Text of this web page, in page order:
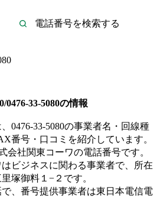
0476-33-5080の情報
0476-33-5080の事業者名・回線種
番号・口コミを紹介しています。
会社関東コーワの電話番号です。
ビジネスに関わる事業者で、所在
塚御料１−２ です。
で、番号提供事業者は東日本電信電